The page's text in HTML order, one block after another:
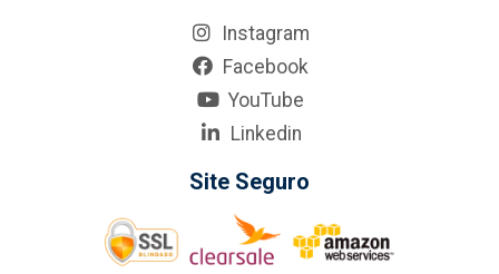
Instagram
Facebook
YouTube
Linkedin
Site Seguro